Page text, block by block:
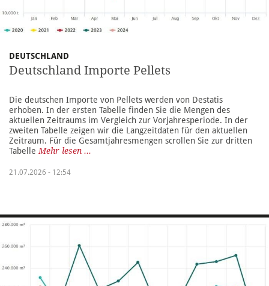
DEUTSCHLAND
Deutschland Importe Pellets
Die deutschen Importe von Pellets werden von Destatis
erhoben. In der ersten Tabelle finden Sie die Mengen des
aktuellen Zeitraums im Vergleich zur Vorjahresperiode. In der
zweiten Tabelle zeigen wir die Langzeitdaten für den aktuellen
Zeitraum. Für die Gesamtjahresmengen scrollen Sie zur dritten
Tabelle Mehr lesen ...
21.07.2026 - 12:54